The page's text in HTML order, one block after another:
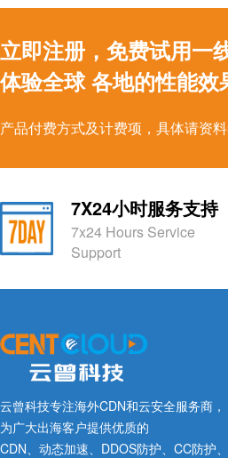
立即注册，免费试用一
体验全球 各地的性能效
产品付费方式及计费项，具体请资
7X24小时服务支持
7x24 Hours Service
Support
云曾科技专注海外CDN和云安全服务商，
为广大出海客户提供优质的
CDN、动态加速、DDOS防护、CC防护、